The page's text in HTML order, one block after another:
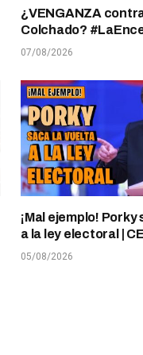
¿VENGANZA
Colchado?
07/08/2026
¡Mal ejemplo!
a la ley electoral |
05/08/2026